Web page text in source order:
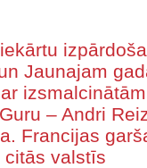
Jaunajam
– Andri
Francijas
citās valstīs